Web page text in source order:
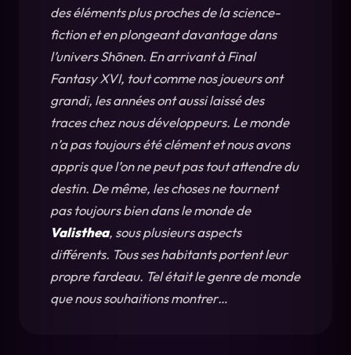
des éléments plus proches de la science-
fiction et en plongeant davantage dans
l’univers Shōnen. En arrivant à Final
Fantasy XVI, tout comme nos joueurs ont
grandi, les années ont aussi laissé des
traces chez nous développeurs. Le monde
n’a pas toujours été clément et nous avons
appris que l’on ne peut pas tout attendre du
destin. De même, les choses ne tournent
pas toujours bien dans le monde de
Valisthea, sous plusieurs aspects
différents. Tous ses habitants portent leur
propre fardeau. Tel était le genre de monde
que nous souhaitions montrer…